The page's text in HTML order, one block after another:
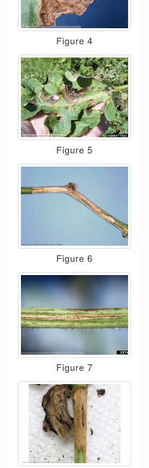
Figure 4
Figure 5
Figure 6
Figure 7